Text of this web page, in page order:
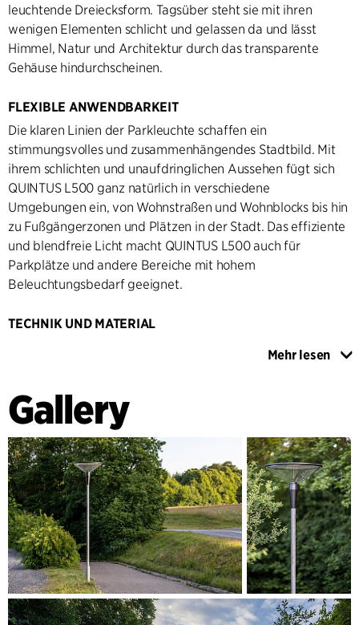
leuchtende Dreiecksform. Tagsüber steht sie mit ihren
wenigen Elementen schlicht und gelassen da und lässt
Himmel, Natur und Architektur durch das transparente
Gehäuse hindurchscheinen.
FLEXIBLE ANWENDBARKEIT
Die klaren Linien der Parkleuchte schaffen ein
stimmungsvolles und zusammenhängendes Stadtbild. Mit
ihrem schlichten und unaufdringlichen Aussehen fügt sich
QUINTUS L500 ganz natürlich in verschiedene
Umgebungen ein, von Wohnstraßen und Wohnblocks bis hin
zu Fußgängerzonen und Plätzen in der Stadt. Das effiziente
und blendfreie Licht macht QUINTUS L500 auch für
Parkplätze und andere Bereiche mit hohem
Beleuchtungsbedarf geeignet.
TECHNIK UND MATERIAL
QUINTUS L500 ist mit energieeffizienter, in den Mast
sorgt so für ein schönes und angenehmes Licht im Gelände
mit einem Minimum an Lichtverschmutzung.
Ausführliche Informationen zu den Materialien finden Sie
auf der Website von Lampas.
Die Leuchte ist in zwei Versionen erhältlich und kann sowohl
auf dem ursprünglichen Ø121-mm-Mast als auch auf Ø60-
mm-Masten eingesetzt werden - letzteres eventuell im
Zusammenhang mit dem Austausch der Leuchte und der
Wiederverwendung bestehender Standardmasten.
Mehr lesen
Gallery